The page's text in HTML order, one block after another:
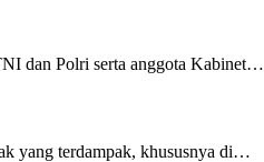
dan Polri serta anggota Kabinet…
yang terdampak, khususnya di…